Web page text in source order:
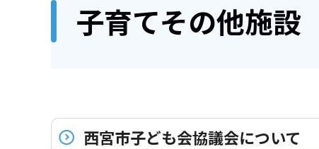
子育てその他施設
西宮市子ども会協議会について